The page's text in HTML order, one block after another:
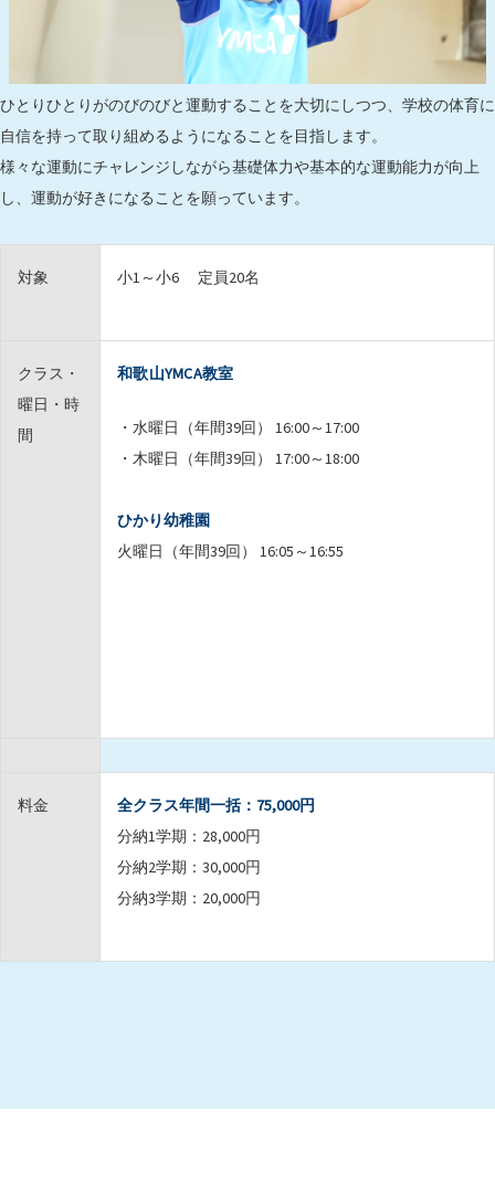
ひとりひとりがのびのびと運動することを大切にしつつ、学校の体育に
自信を持って取り組めるようになることを目指します。
様々な運動にチャレンジしながら基礎体力や基本的な運動能力が向上
し、運動が好きになることを願っています。
対象 小1～小6 定員20名
クラス・
曜日・時
間
和歌山YMCA教室
・水曜日（年間39回） 16:00～17:00
・木曜日（年間39回） 17:00～18:00
ひかり幼稚園
火曜日（年間39回） 16:05～16:55
料金
全クラス年間一括：75,000円
分納1学期：28,000円
分納2学期：30,000円
分納3学期：20,000円